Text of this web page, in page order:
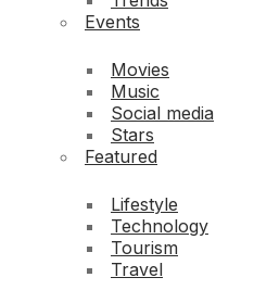
Events
Movies
Music
Social media
Stars
Featured
Lifestyle
Technology
Tourism
Travel